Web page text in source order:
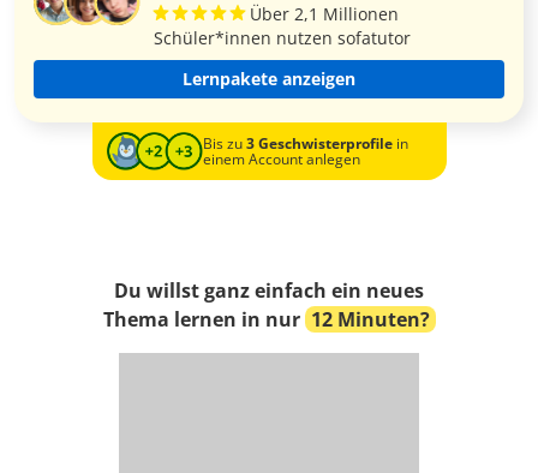
Über 2,1 Millionen
Schüler*innen nutzen sofatutor
Lernpakete anzeigen
Bis zu3 Geschwisterprofilein
einem Account anlegen
Du willst ganz einfach ein neues
Thema lernen in nur 12 Minuten?